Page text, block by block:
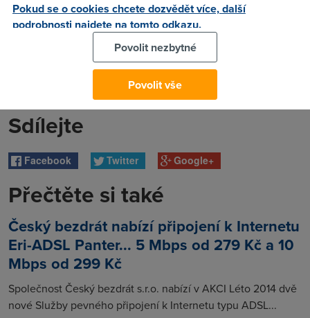
Sdílejte
Facebook Twitter Google+
Přečtěte si také
Český bezdrát nabízí připojení k Internetu
Eri-ADSL Panter... 5 Mbps od 279 Kč a 10
Mbps od 299 Kč
Společnost Český bezdrát s.r.o. nabízí v AKCI Léto 2014 dvě
nové Služby pevného připojení k Internetu typu ADSL...
Pokud se o cookies chcete dozvědět více, další
podrobnosti najdete na tomto odkazu.
Povolit nezbytné
Povolit vše